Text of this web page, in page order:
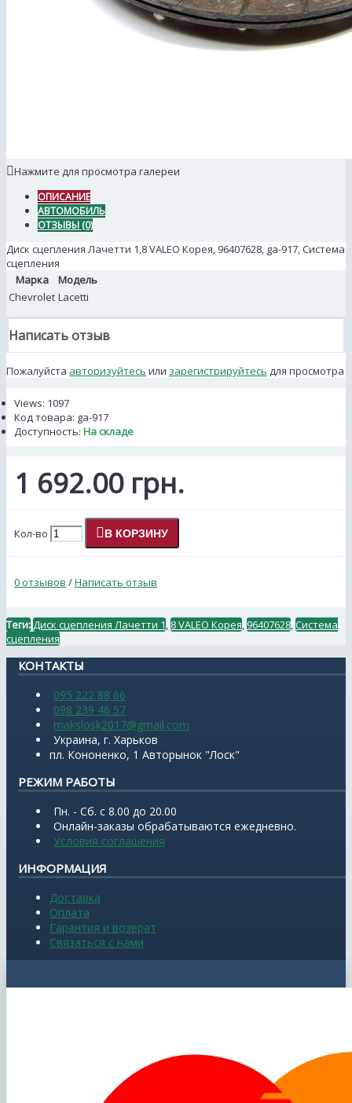
Нажмите для просмотра галереи
ОПИСАНИЕ
АВТОМОБИЛЬ
ОТЗЫВЫ (0)
Диск сцепления Лачетти 1,8 VALEO Корея, 96407628, ga-917, Система
сцепления
Марка
Модель
Chevrolet Lacetti
Написать отзыв
Пожалуйста авторизуйтесь или зарегистрируйтесь для просмотра
Views: 1097
Код товара: ga-917
Доступность: На складе
1 692.00 грн.
Кол-во В КОРЗИНУ
0 отзывов /Написать отзыв
Теги: Диск сцепления Лачетти 1 8 VALEO Корея 96407628 Система
сцепления
КОНТАКТЫ
095 222 88 66
098 239 46 57
makslosk2017@gmail.com
Украина, г. Харьков
пл. Кононенко, 1 Авторынок "Лоск"
РЕЖИМ РАБОТЫ
Пн. - Сб. с 8.00 до 20.00
Онлайн-заказы обрабатываются ежедневно.
Условия соглашения
ИНФОРМАЦИЯ
Доставка
Оплата
Гарантия и возврат
Связаться с нами